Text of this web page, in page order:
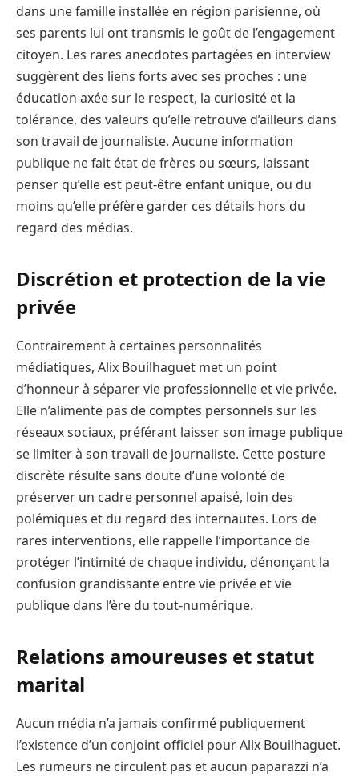
dans une famille installée en région parisienne, où
ses parents lui ont transmis le goût de l’engagement
citoyen. Les rares anecdotes partagées en interview
suggèrent des liens forts avec ses proches : une
éducation axée sur le respect, la curiosité et la
tolérance, des valeurs qu’elle retrouve d’ailleurs dans
son travail de journaliste. Aucune information
publique ne fait état de frères ou sœurs, laissant
penser qu’elle est peut-être enfant unique, ou du
moins qu’elle préfère garder ces détails hors du
regard des médias.
Discrétion et protection de la vie
privée
Contrairement à certaines personnalités
médiatiques, Alix Bouilhaguet met un point
d’honneur à séparer vie professionnelle et vie privée.
Elle n’alimente pas de comptes personnels sur les
réseaux sociaux, préférant laisser son image publique
se limiter à son travail de journaliste. Cette posture
discrète résulte sans doute d’une volonté de
préserver un cadre personnel apaisé, loin des
polémiques et du regard des internautes. Lors de
rares interventions, elle rappelle l’importance de
protéger l’intimité de chaque individu, dénonçant la
confusion grandissante entre vie privée et vie
publique dans l’ère du tout-numérique.
Relations amoureuses et statut
marital
Aucun média n’a jamais confirmé publiquement
l’existence d’un conjoint officiel pour Alix Bouilhaguet.
Les rumeurs ne circulent pas et aucun paparazzi n’a